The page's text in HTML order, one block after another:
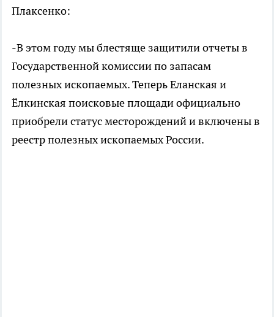
Плаксенко:
-В этом году мы блестяще защитили отчеты в
Государственной комиссии по запасам
полезных ископаемых. Теперь Еланская и
Ёлкинская поисковые площади официально
приобрели статус месторождений и включены в
реестр полезных ископаемых России.